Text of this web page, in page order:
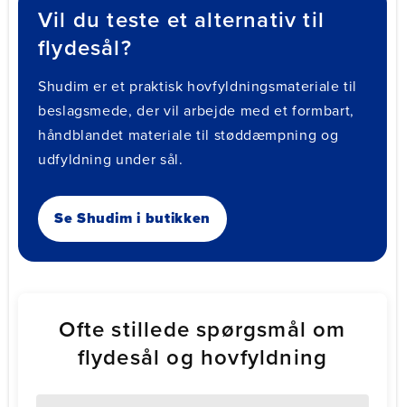
Vil du teste et alternativ til
flydesål?
Shudim er et praktisk hovfyldningsmateriale til
beslagsmede, der vil arbejde med et formbart,
håndblandet materiale til støddæmpning og
udfyldning under sål.
Se Shudim i butikken
Ofte stillede spørgsmål om
flydesål og hovfyldning